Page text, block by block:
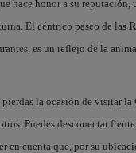
hace honor a su reputación,
El céntrico paseo de las
es un reflejo de la
la ocasión de visitar la
Puedes desconectar
en cuenta que, por su